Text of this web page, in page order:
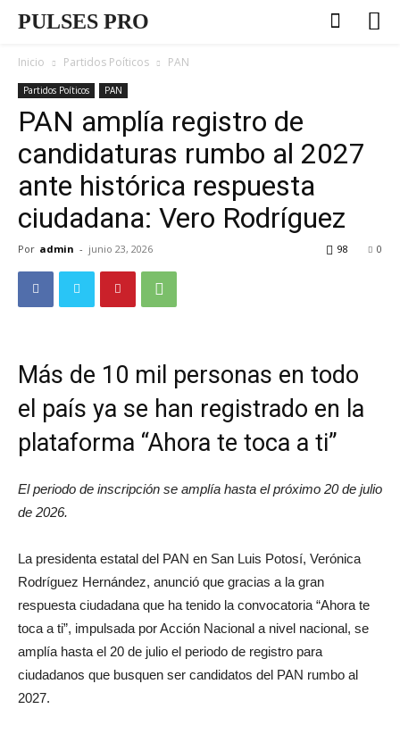
PULSES PRO
Inicio Partidos Poíticos PAN
Partidos Poíticos PAN
PAN amplía registro de
candidaturas rumbo al 2027
ante histórica respuesta
ciudadana: Vero Rodríguez
Por admin - junio 23, 2026 0
98
Más de 10 mil personas en todo
el país ya se han registrado en la
plataforma “Ahora te toca a ti”
El periodo de inscripción se amplía hasta el próximo 20 de julio
de 2026.
La presidenta estatal del PAN en San Luis Potosí, Verónica
Rodríguez Hernández, anunció que gracias a la gran
respuesta ciudadana que ha tenido la convocatoria “Ahora te
toca a ti”, impulsada por Acción Nacional a nivel nacional, se
amplía hasta el 20 de julio el periodo de registro para
ciudadanos que busquen ser candidatos del PAN rumbo al
2027.